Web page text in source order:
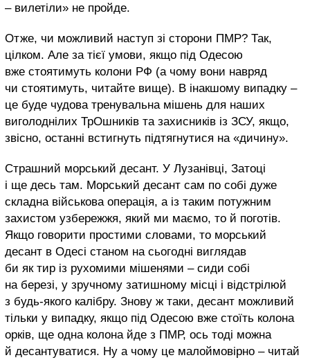
– вилетіли» не пройде.
Отже, чи можливий наступ зі сторони ПМР? Так,
цілком. Але за тієї умови, якщо під Одесою
вже стоятимуть колони РФ (а чому вони навряд
чи стоятимуть, читайте вище). В інакшому випадку –
це буде чудова тренувальна мішень для наших
виголоднілих ТрОшників та захисників із ЗСУ, якщо,
звісно, останні встигнуть підтягнутися на «дичину».
Страшний морський десант. У Лузанівці, Затоці
і ще десь там. Морський десант сам по собі дуже
складна військова операція, а із таким потужним
захистом узбережжя, який ми маємо, то й поготів.
Якщо говорити простими словами, то морський
десант в Одесі станом на сьогодні виглядав
би як тир із рухомими мішенями – сиди собі
на березі, у зручному затишному місці і відстрілюй
з будь-якого калібру. Знову ж таки, десант можливий
тільки у випадку, якщо під Одесою вже стоїть колона
орків, ще одна колона йде з ПМР, ось тоді можна
й десантуватися. Ну а чому це малоймовірно – читай